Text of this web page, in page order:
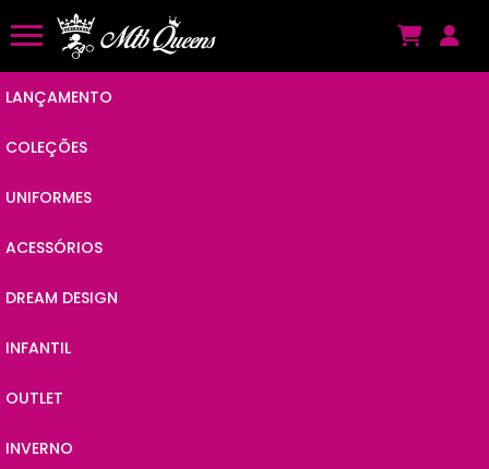
LANÇAMENTO
COLEÇÕES
ANIMAL POP
BY JC
POWER
LINES
VIBES
CHAIN
UNIFORMES
CAMISAS
MACAQUINHOS
MEIÕES
MEIAS
MANGUITOS
ACESSÓRIOS
VISEIRAS
KITS
ÓCULOS
BANDANAS
DREAM DESIGN
INFANTIL
OUTLET
INVERNO